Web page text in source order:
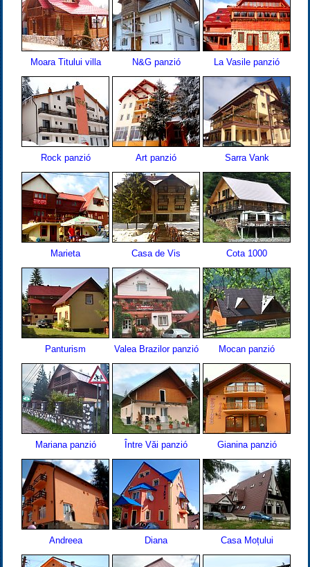
Moara Titului villa N&G panzió La Vasile panzió
Rock panzió Art panzió Sarra Vank
Marieta Casa de Vis Cota 1000
Panturism Valea Brazilor panzió Mocan panzió
Mariana panzió Între Văi panzió Gianina panzió
Andreea Diana Casa Moțului